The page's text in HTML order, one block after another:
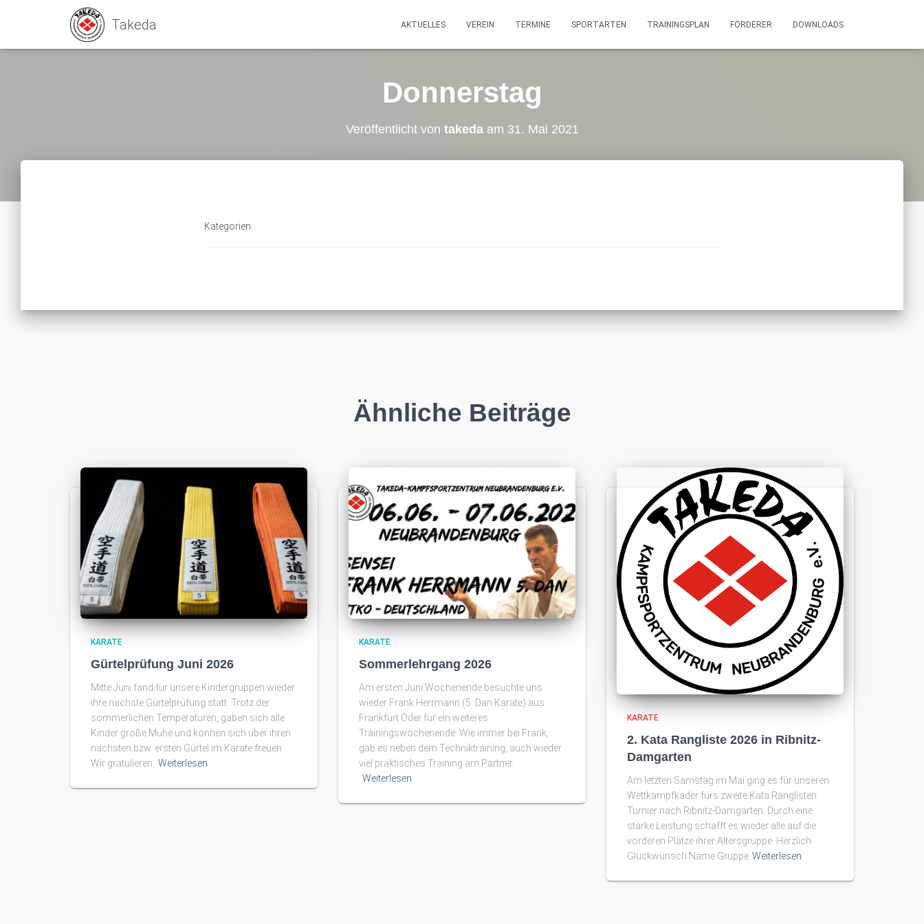
AKTUELLES VEREIN TERMINE SPORTARTEN TRAININGSPLAN FÖRDERER DOWNLOADS
Donnerstag
Veröffentlicht von takedaam 31. Mai 2021
Kategorien:
Ähnliche Beiträge
KARATE
Gürtelprüfung Juni 2026
Mitte Juni fand für unsere Kindergruppen wieder
ihre nächste Gürtelprüfung statt. Trotz der
sommerlichen Temperaturen, gaben sich alle
Kinder große Mühe und können sich über ihren
nächsten bzw. ersten Gürtel im Karate freuen.
Wir gratulieren: Weiterlesen
KARATE
Sommerlehrgang 2026
Am ersten Juni Wochenende besuchte uns
wieder Frank Herrmann (5. Dan Karate) aus
Frankfurt Oder für ein weiteres
Trainingswochenende. Wie immer bei Frank,
gab es neben dem Techniktraining, auch wieder
viel praktisches Training am Partner.
Weiterlesen
KARATE
2. Kata Rangliste 2026 in Ribnitz-
Damgarten
Am letzten Samstag im Mai ging es für unseren
Wettkampfkader fürs zweite Kata Ranglisten
Turnier nach Ribnitz-Damgarten. Durch eine
starke Leistung schafft es wieder alle auf die
vorderen Plätze ihrer Altersgruppe. Herzlich
Glückwunsch Name Gruppe Weiterlesen